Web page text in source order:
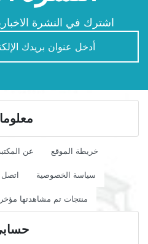
اشترك في النشرة
خريطة الموقع عن
سياسة الخصوصية اتصل
منتجات تم مشاهدتها